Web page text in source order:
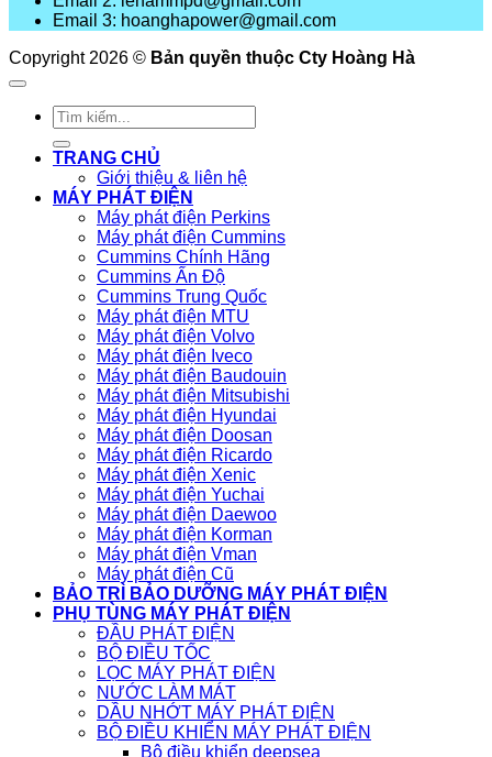
Email 3: hoanghapower@gmail.com
Copyright 2026 © Bản quyền thuộc Cty Hoàng Hà
Tìm
kiếm:
TRANG CHỦ
Giới thiệu & liên hệ
MÁY PHÁT ĐIỆN
Máy phát điện Perkins
Máy phát điện Cummins
Cummins Chính Hãng
Cummins Ấn Độ
Cummins Trung Quốc
Máy phát điện MTU
Máy phát điện Volvo
Máy phát điện Iveco
Máy phát điện Baudouin
Máy phát điện Mitsubishi
Máy phát điện Hyundai
Máy phát điện Doosan
Máy phát điện Ricardo
Máy phát điện Xenic
Máy phát điện Yuchai
Máy phát điện Daewoo
Máy phát điện Korman
Máy phát điện Vman
Máy phát điện Cũ
BẢO TRÌ BẢO DƯỠNG MÁY PHÁT ĐIỆN
PHỤ TÙNG MÁY PHÁT ĐIỆN
ĐẦU PHÁT ĐIỆN
BỘ ĐIỀU TỐC
LỌC MÁY PHÁT ĐIỆN
NƯỚC LÀM MÁT
DẦU NHỚT MÁY PHÁT ĐIỆN
BỘ ĐIỀU KHIỂN MÁY PHÁT ĐIỆN
Bộ điều khiển deepsea